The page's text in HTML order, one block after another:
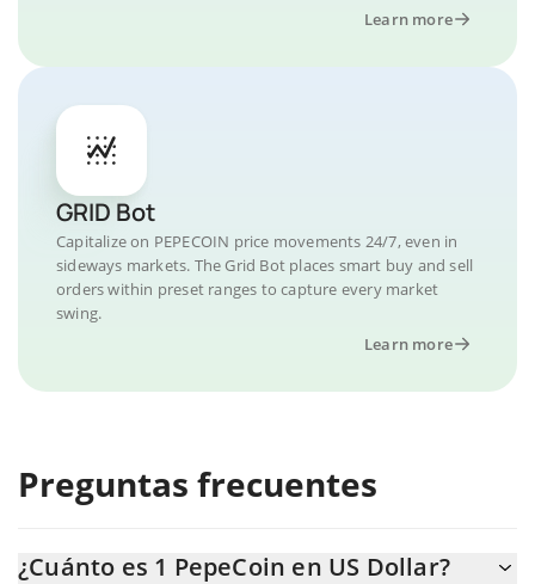
Learn more
GRID Bot
Capitalize on PEPECOIN price movements 24/7, even in
sideways markets. The Grid Bot places smart buy and sell
orders within preset ranges to capture every market
swing.
Learn more
Preguntas frecuentes
¿Cuánto es 1 PepeCoin en US Dollar?